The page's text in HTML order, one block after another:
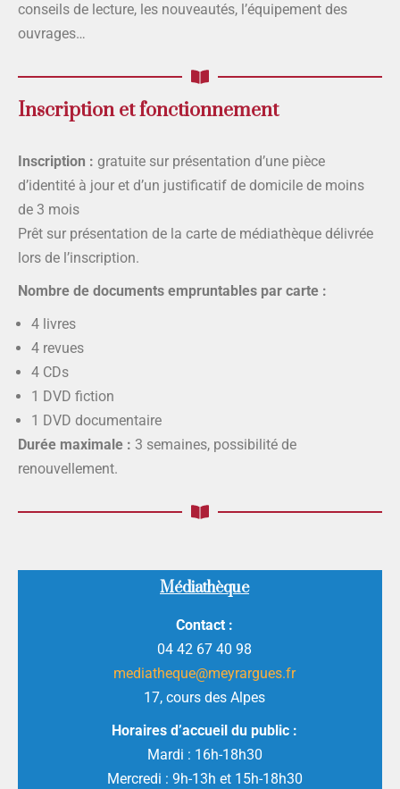
conseils de lecture, les nouveautés, l’équipement des
ouvrages…
Inscription et fonctionnement
Inscription : gratuite sur présentation d’une pièce
d’identité à jour et d’un justificatif de domicile de moins
de 3 mois
Prêt sur présentation de la carte de médiathèque délivrée
lors de l’inscription.
Nombre de documents empruntables par carte :
4 livres
4 revues
4 CDs
1 DVD fiction
1 DVD documentaire
Durée maximale : 3 semaines, possibilité de
renouvellement.
Médiathèque
Contact :
04 42 67 40 98
mediatheque@meyrargues.fr
17, cours des Alpes
Horaires d’accueil du public :
Mardi : 16h-18h30
Mercredi : 9h-13h et 15h-18h30